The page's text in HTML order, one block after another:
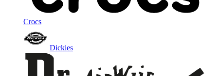
Crocs
Dickies